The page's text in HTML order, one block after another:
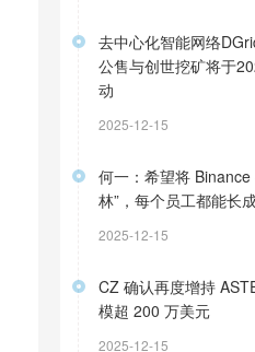
去中心化智能网络
公售与创世挖矿将于
动
2025-12-15
何一：希望将 Binance
林”，每个员工都能长
2025-12-15
CZ 确认再度增持
模超 200 万美元
2025-12-15